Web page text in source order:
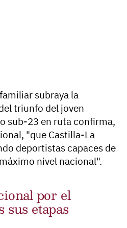
subraya la
triunfo del joven
sub-23 en ruta confirma,
"que Castilla-La
deportistas capaces de
nivel nacional".
por el
sus etapas